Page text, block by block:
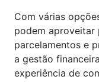
Com várias
podem aproveitar
parcelamentos e
a gestão
experiência de